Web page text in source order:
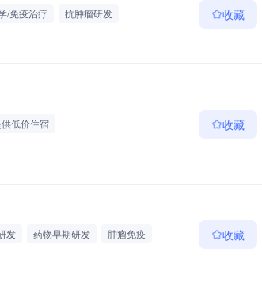
/免疫治疗
抗肿瘤研发
收藏
低价住宿
收藏
发 药物早期研发
肿瘤免疫
收藏